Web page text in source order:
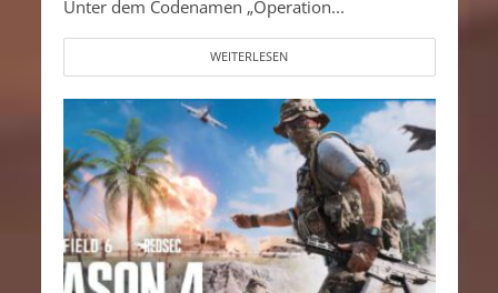
Unter dem Codenamen „Operation...
WEITERLESEN